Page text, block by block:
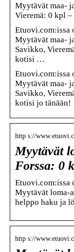
Myytävät maa-
Vieremä: 0 kpl
Etuovi.com:issa
Myytävät maa-
Savikko,
kotisi …
Etuovi.com:issa
Myytävät maa-
Savikko,
kotisi jo tänään!
http s://
Myytävät
Forssa: 0
Etuovi.com:issa
Myytävät loma-
helppo haku ja
http s://